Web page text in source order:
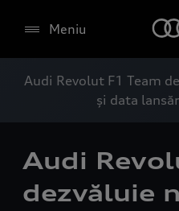
Meniu
Audi Revolut F1 Team
și data
Audi
dezvăluie